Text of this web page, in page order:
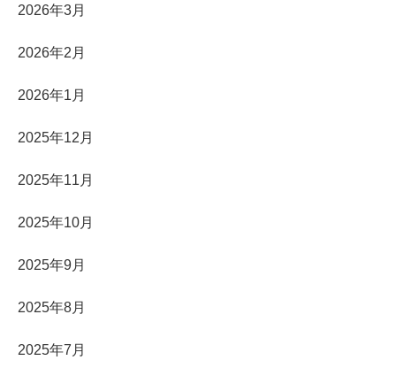
2026年3月
2026年2月
2026年1月
2025年12月
2025年11月
2025年10月
2025年9月
2025年8月
2025年7月